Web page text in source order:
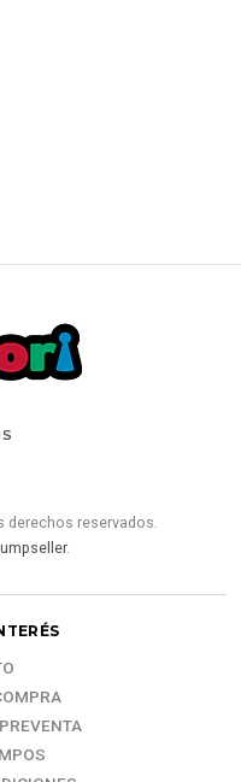
derechos reservados.
.